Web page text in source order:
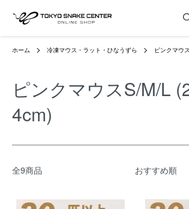
ホーム 冷凍マウス・ラット・ひなうずら ピンクマウ
ピンクマウスS/M/L
4cm)
全9商品 おすすめ順